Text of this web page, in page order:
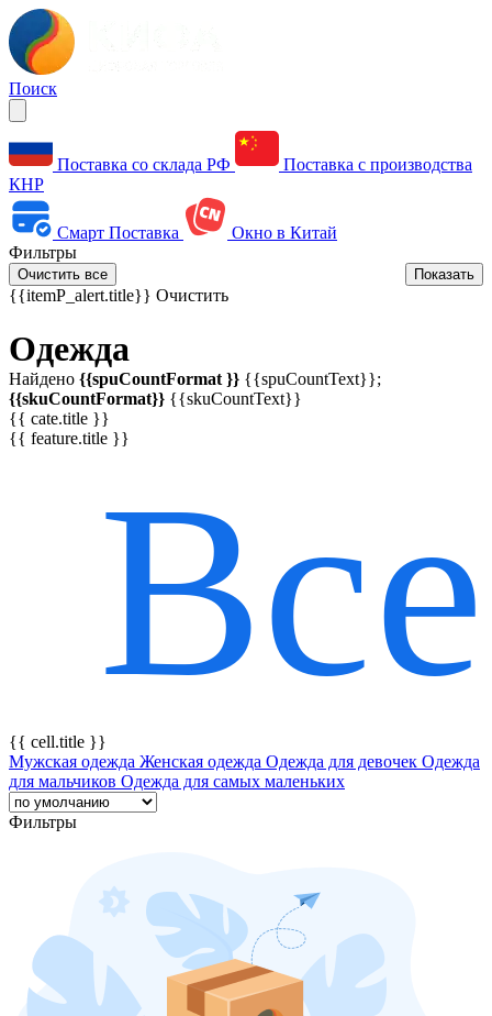
Поиск
Поставка со склада РФ
Поставка с производства
КНР
Смарт Поставка
Окно в Китай
Фильтры
Очистить все Показать
{{itemP_alert.title}} Очистить
Одежда
Найдено {{spuCountFormat }} {{spuCountText}};
{{skuCountFormat}} {{skuCountText}}
{{ cate.title }}
{{ feature.title }}
{{ featureTitle }}
Все
{{ cell.title }}
Мужская одежда Женская одежда Одежда для девочек Одежда
для мальчиков Одежда для самых маленьких
Фильтры